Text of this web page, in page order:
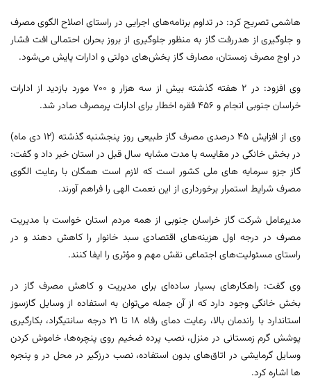
هاشمی تصریح کرد: در تداوم برنامه‌های اجرایی در راستای اصلاح الگوی مصرف
و جلوگیری از هدررفت گاز به منظور جلوگیری از بروز بحران احتمالی افت فشار
در اوج مصرف زمستان، مصارف گاز بخش‌های دولتی و ادارات پایش می‌شود.
وی افزود: در ۲ هفته گذشته بیش از سه هزار و ۷۰۰ مورد بازدید از ادارات
خراسان جنوبی انجام و ۴۵۶ فقره اخطار برای ادارات پرمصرف صادر شد.
وی از افزایش ۴۵ درصدی مصرف گاز طبیعی روز پنجشنبه گذشته (۱۲ دی ماه)
در بخش خانگی در مقایسه با مدت مشابه سال قبل در استان خبر داد و گفت:
گاز جزو سرمایه های ملی کشور است که لازم است همگان با رعایت الگوی
مصرف شرایط استمرار برخورداری از این نعمت الهی را فراهم آورند.
مدیرعامل شرکت گاز خراسان جنوبی از همه مردم استان خواست با مدیریت
مصرف در درجه اول هزینه‌های اقتصادی سبد خانوار را کاهش دهند و در
راستای مسئولیت‌های اجتماعی نقش مهم و مؤثری را ایفا کنند.
وی گفت: راهکارهای بسیار ساده‌ای برای مدیریت و کاهش مصرف گاز در
بخش خانگی وجود دارد که از آن جمله می‌توان به استفاده از وسایل گازسوز
استاندارد با راندمان بالا، رعایت دمای رفاه ۱۸ تا ۲۱ درجه سانتیگراد، بکارگیری
پوشش گرم زمستانی در منزل، نصب پرده ضخیم روی پنچره‌ها، خاموش کردن
وسایل گرمایشی در اتاق‌های بدون استفاده، نصب درزگیر در محل در و پنجره‌
ها اشاره کرد.